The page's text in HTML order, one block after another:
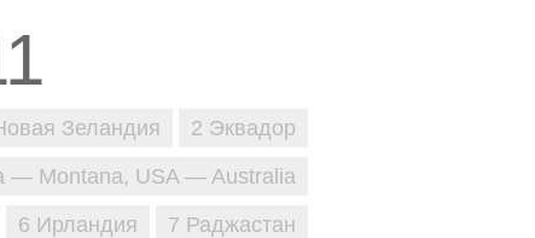
2 Эквадор
Зеландия
— Montana, USA — Australia
7 Раджастан
6 Ирландия